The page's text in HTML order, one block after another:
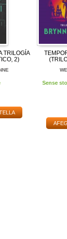
TRILOGÍA
2)
Sense